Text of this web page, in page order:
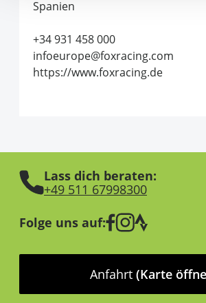
Spanien
+34 931 458 000
infoeurope@foxracing.com
https://www.foxracing.de
Lass dich beraten:
+49 511 67998300
Folge uns auf:
Anfahrt (Karte